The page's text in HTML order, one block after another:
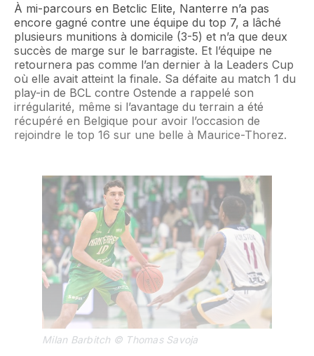
À mi-parcours en Betclic Elite, Nanterre n’a pas
encore gagné contre une équipe du top 7, a lâché
plusieurs munitions à domicile (3-5) et n’a que deux
succès de marge sur le barragiste. Et l’équipe ne
retournera pas comme l’an dernier à la Leaders Cup
où elle avait atteint la finale. Sa défaite au match 1 du
play-in de BCL contre Ostende a rappelé son
irrégularité, même si l’avantage du terrain a été
récupéré en Belgique pour avoir l’occasion de
rejoindre le top 16 sur une belle à Maurice-Thorez.
Milan Barbitch © Thomas Savoja